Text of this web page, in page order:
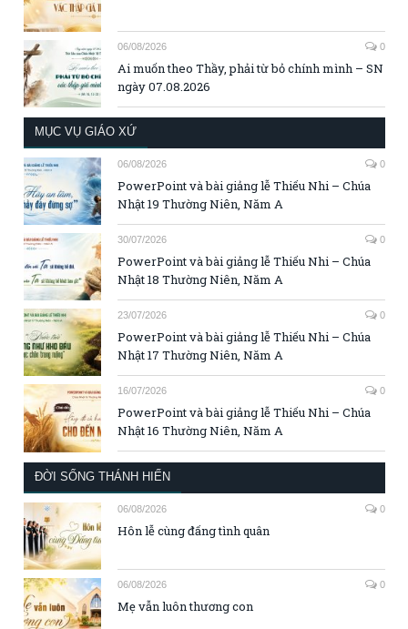
06/08/2026 0
Ai muốn theo Thầy, phải từ bỏ chính mình – SN
ngày 07.08.2026
MỤC VỤ GIÁO XỨ
06/08/2026 0
PowerPoint và bài giảng lễ Thiếu Nhi – Chúa
Nhật 19 Thường Niên, Năm A
30/07/2026 0
PowerPoint và bài giảng lễ Thiếu Nhi – Chúa
Nhật 18 Thường Niên, Năm A
23/07/2026 0
PowerPoint và bài giảng lễ Thiếu Nhi – Chúa
Nhật 17 Thường Niên, Năm A
16/07/2026 0
PowerPoint và bài giảng lễ Thiếu Nhi – Chúa
Nhật 16 Thường Niên, Năm A
ĐỜI SỐNG THÁNH HIẾN
06/08/2026 0
Hôn lễ cùng đấng tình quân
06/08/2026 0
Mẹ vẫn luôn thương con